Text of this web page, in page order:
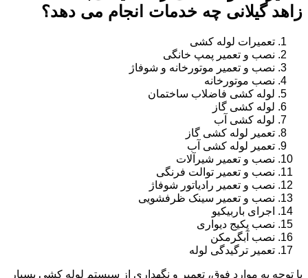
زاهد گیلانی چه خدمات انجام می دهد؟
تعمیرات لوله کشی
نصب و تعمیر پمپ خانگی
نصب و تعمیر موتورخانه و شوفاژ
نصب موتورخانه
لوله کشی فاضلاب ساختمان
لوله کشی گاز
لوله کشی آب
تعمیر لوله کشی گاز
تعمیر لوله کشی آب
نصب و تعمیر شیرآلات
نصب و تعمیر توالت فرنگی
نصب و تعمیر رادیاتور شوفاژ
نصب و تعمیر سینک ظرفشویی
اجرای باربیکیو
نصب پکیج دیواری
نصب آبگرمکن
تعمیر ترگیدگی لوله
با توجه به موارد فوق، تعمیر و نگهداری از سیستم لوله کشی بسیار